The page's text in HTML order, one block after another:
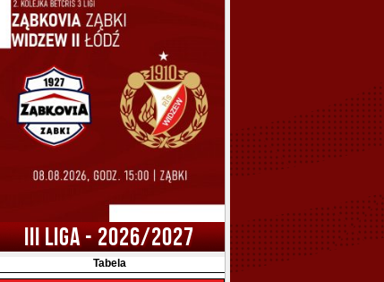
III LIGA - 2026/2027
Tabela